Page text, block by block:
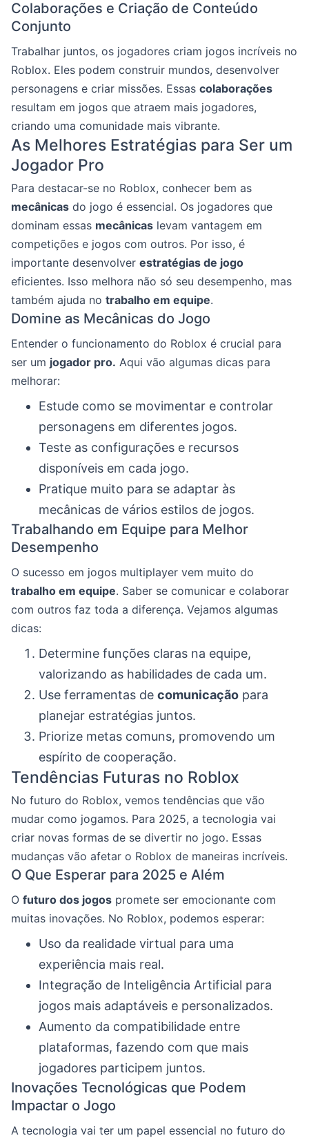
Colaborações e Criação de Conteúdo
Conjunto
Trabalhar juntos, os jogadores criam jogos incríveis no
Roblox. Eles podem construir mundos, desenvolver
personagens e criar missões. Essas colaborações
resultam em jogos que atraem mais jogadores,
criando uma comunidade mais vibrante.
As Melhores Estratégias para Ser um
Jogador Pro
Para destacar-se no Roblox, conhecer bem as
mecânicas do jogo é essencial. Os jogadores que
dominam essas mecânicas levam vantagem em
competições e jogos com outros. Por isso, é
importante desenvolver estratégias de jogo
eficientes. Isso melhora não só seu desempenho, mas
também ajuda no trabalho em equipe.
Domine as Mecânicas do Jogo
Entender o funcionamento do Roblox é crucial para
ser um jogador pro. Aqui vão algumas dicas para
melhorar:
Estude como se movimentar e controlar
personagens em diferentes jogos.
Teste as configurações e recursos
disponíveis em cada jogo.
Pratique muito para se adaptar às
mecânicas de vários estilos de jogos.
Trabalhando em Equipe para Melhor
Desempenho
O sucesso em jogos multiplayer vem muito do
trabalho em equipe. Saber se comunicar e colaborar
com outros faz toda a diferença. Vejamos algumas
dicas:
Determine funções claras na equipe,
valorizando as habilidades de cada um.
Use ferramentas de comunicação para
planejar estratégias juntos.
Priorize metas comuns, promovendo um
espírito de cooperação.
Tendências Futuras no Roblox
No futuro do Roblox, vemos tendências que vão
mudar como jogamos. Para 2025, a tecnologia vai
criar novas formas de se divertir no jogo. Essas
mudanças vão afetar o Roblox de maneiras incríveis.
O Que Esperar para 2025 e Além
O futuro dos jogos promete ser emocionante com
muitas inovações. No Roblox, podemos esperar:
Uso da realidade virtual para uma
experiência mais real.
Integração de Inteligência Artificial para
jogos mais adaptáveis e personalizados.
Aumento da compatibilidade entre
plataformas, fazendo com que mais
jogadores participem juntos.
Inovações Tecnológicas que Podem
Impactar o Jogo
A tecnologia vai ter um papel essencial no futuro do